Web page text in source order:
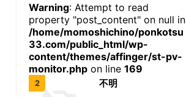
Warning: Attempt to read
property "post_content" on null in
/home/momoshichino/ponkotsu
33.com/public_html/wp-
content/themes/affinger/st-pv-
monitor.php on line 169
不明